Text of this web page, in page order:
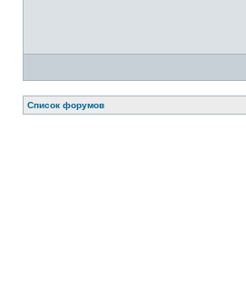
Список форумов